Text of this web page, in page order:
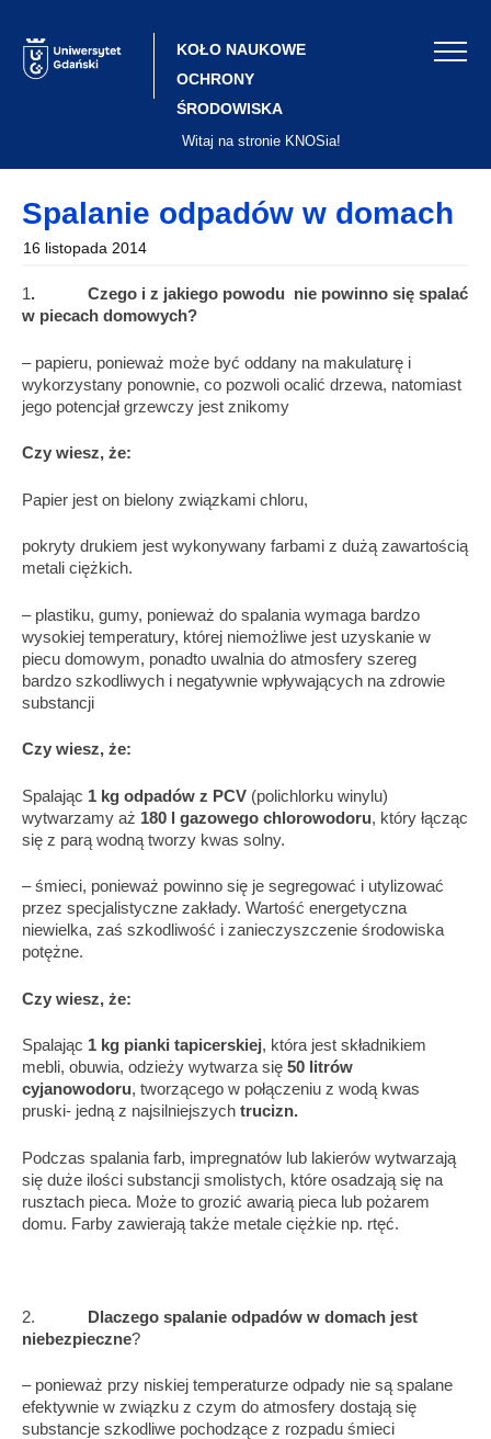
content
KOŁO NAUKOWE
OCHRONY
ŚRODOWISKA
Witaj na stronie KNOSia!
Spalanie odpadów w domach
16 listopada 2014
1. Czego i z jakiego powodu nie powinno się spalać
w piecach domowych?
– papieru, ponieważ może być oddany na makulaturę i
wykorzystany ponownie, co pozwoli ocalić drzewa, natomiast
jego potencjał grzewczy jest znikomy
Czy wiesz, że:
Papier jest on bielony związkami chloru,
pokryty drukiem jest wykonywany farbami z dużą zawartością
metali ciężkich.
– plastiku, gumy, ponieważ do spalania wymaga bardzo
wysokiej temperatury, której niemożliwe jest uzyskanie w
piecu domowym, ponadto uwalnia do atmosfery szereg
bardzo szkodliwych i negatywnie wpływających na zdrowie
substancji
Czy wiesz, że:
Spalając 1 kg odpadów z PCV (polichlorku winylu)
wytwarzamy aż 180 l gazowego chlorowodoru, który łącząc
się z parą wodną tworzy kwas solny.
– śmieci, ponieważ powinno się je segregować i utylizować
przez specjalistyczne zakłady. Wartość energetyczna
niewielka, zaś szkodliwość i zanieczyszczenie środowiska
potężne.
Czy wiesz, że:
Spalając 1 kg pianki tapicerskiej, która jest składnikiem
mebli, obuwia, odzieży wytwarza się 50 litrów
cyjanowodoru, tworzącego w połączeniu z wodą kwas
pruski- jedną z najsilniejszych trucizn.
Podczas spalania farb, impregnatów lub lakierów wytwarzają
się duże ilości substancji smolistych, które osadzają się na
rusztach pieca. Może to grozić awarią pieca lub pożarem
domu. Farby zawierają także metale ciężkie np. rtęć.
2. Dlaczego spalanie odpadów w domach jest
niebezpieczne?
– ponieważ przy niskiej temperaturze odpady nie są spalane
efektywnie w związku z czym do atmosfery dostają się
substancje szkodliwe pochodzące z rozpadu śmieci